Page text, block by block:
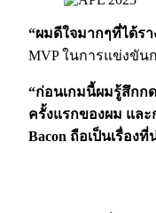
“ผมดีใจมากๆที่ได้ร
MVP ในการแข่งขัน
“ก่อนเกมนี้ผมรู้สึกก
ครั้งแรกของผม และ
Bacon ถือเป็นเรื่อง